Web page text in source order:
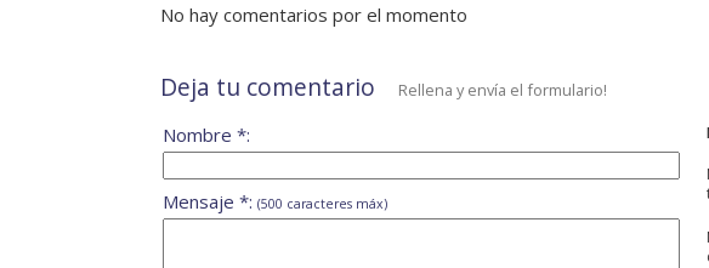
No hay comentarios por el momento
Deja tu comentario Rellena y envía el formulario!
Nombre *:
Mensaje *: (500 caracteres máx)